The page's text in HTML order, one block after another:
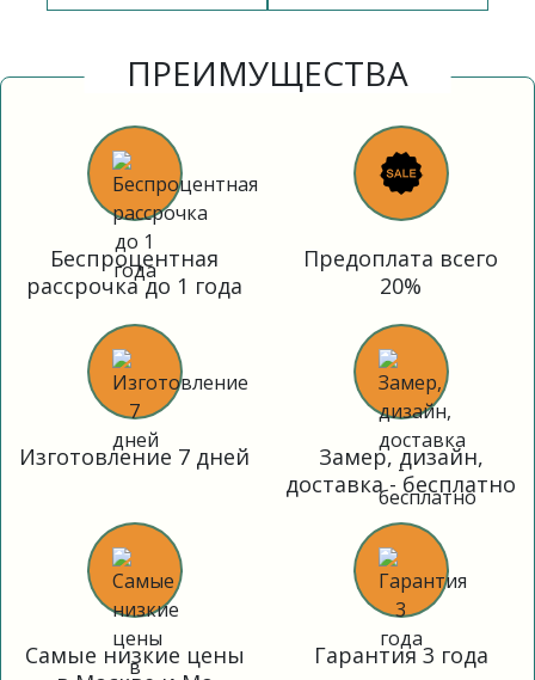
ПРЕИМУЩЕСТВА
Беспроцентная
рассрочка до 1 года
Предоплата всего
20%
Изготовление 7 дней
Замер, дизайн,
доставка - бесплатно
Самые низкие цены
Гарантия 3 года